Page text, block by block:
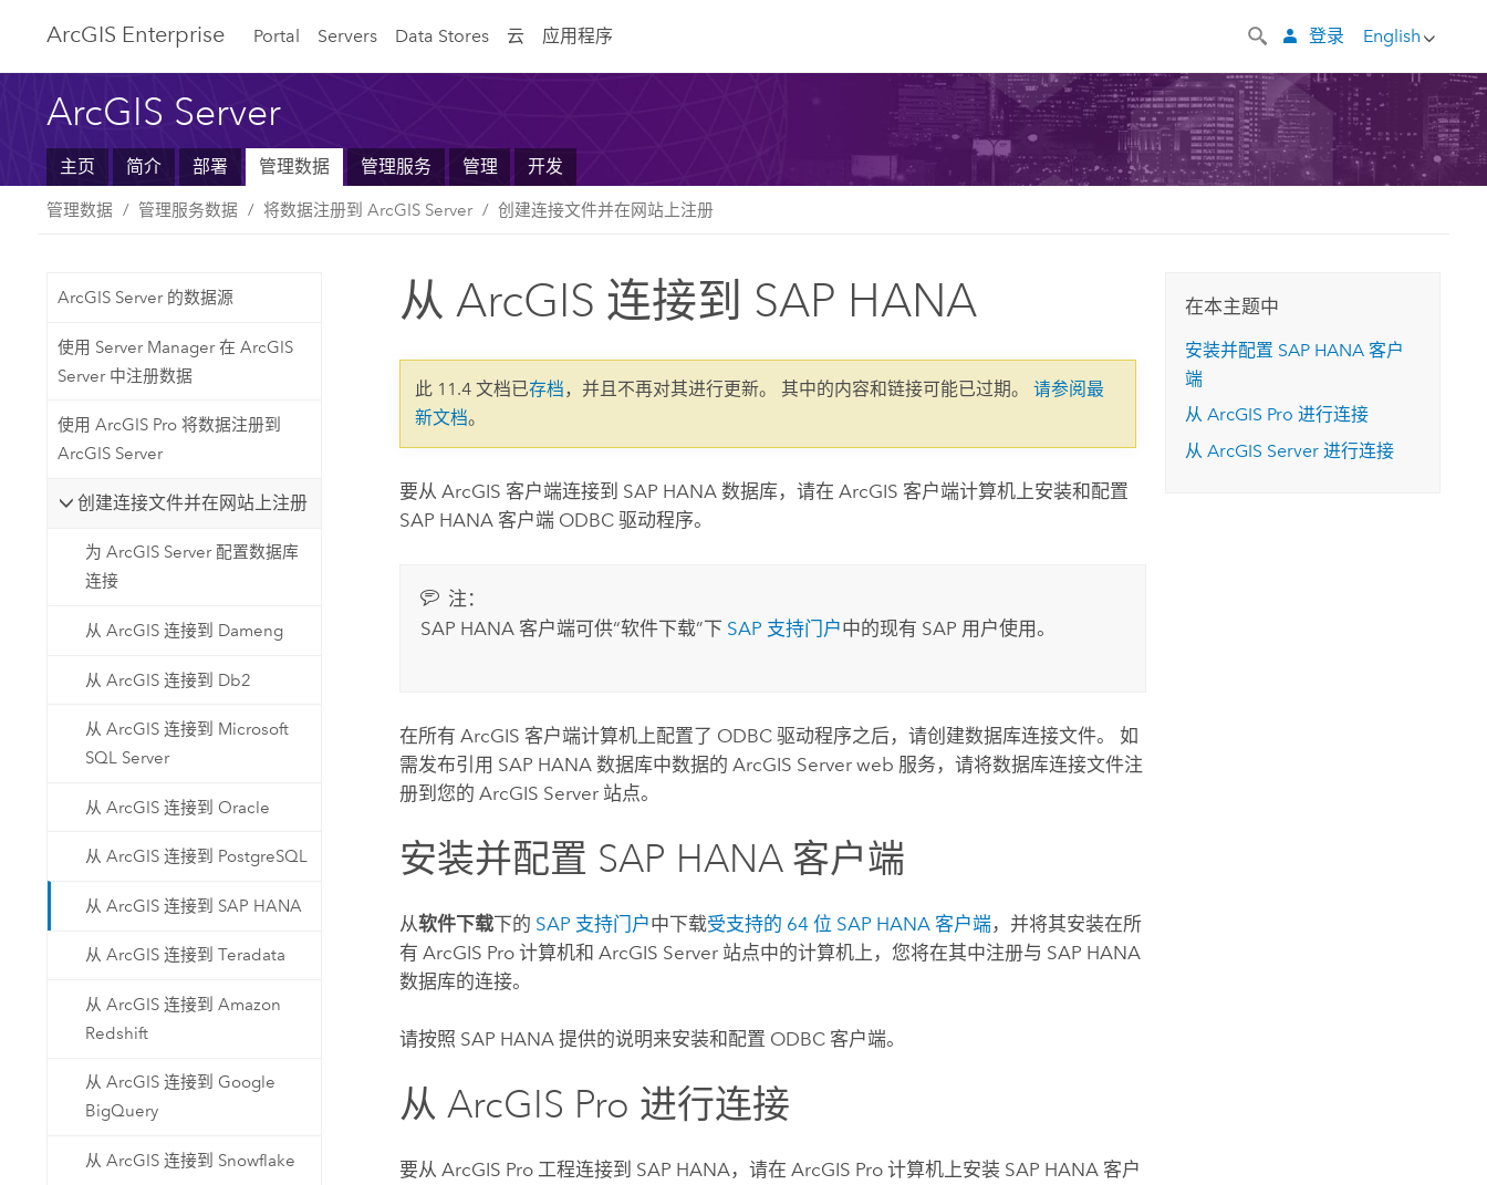
ArcGIS Enterprise Portal Servers Data Stores 云 应用程序 English
登录
ArcGIS Server
主页 简介 部署 管理数据 管理服务 管理 开发
管理数据 管理服务数据 将数据注册到 ArcGIS Server 创建连接文件并在网站上注册
ArcGIS Server 的数据源
使用 Server Manager 在 ArcGIS
Server 中注册数据
使用 ArcGIS Pro 将数据注册到
ArcGIS Server
创建连接文件并在网站上注册
为 ArcGIS Server 配置数据库
连接
从 ArcGIS 连接到 Dameng
从 ArcGIS 连接到 Db2
从 ArcGIS 连接到 Microsoft
SQL Server
从 ArcGIS 连接到 Oracle
从 ArcGIS 连接到 PostgreSQL
从 ArcGIS 连接到 SAP HANA
从 ArcGIS 连接到 Teradata
从 ArcGIS 连接到 Amazon
Redshift
从 ArcGIS 连接到 Google
BigQuery
从 ArcGIS 连接到 Snowflake
从 ArcGIS 连接到 SAP HANA
此 11.4 文档已存档，并且不再对其进行更新。 其中的内容和链接可能已过期。请参阅最
新文档。
要从 ArcGIS 客户端连接到 SAP HANA 数据库，请在 ArcGIS 客户端计算机上安装和配置
SAP HANA 客户端 ODBC 驱动程序。
注：
SAP HANA客户端可供“软件下载”下 SAP 支持门户中的现有 SAP 用户使用。
在所有 ArcGIS 客户端计算机上配置了 ODBC 驱动程序之后，请创建数据库连接文件。 如
需发布引用 SAP HANA 数据库中数据的ArcGIS Server web 服务，请将数据库连接文件注
册到您的ArcGIS Server 站点。
安装并配置 SAP HANA客户端
从软件下载下的 SAP 支持门户中下载受支持的 64 位 SAP HANA 客户端，并将其安装在所
有ArcGIS Pro 计算机和ArcGIS Server 站点中的计算机上，您将在其中注册与 SAP HANA
数据库的连接。
请按照 SAP HANA 提供的说明来安装和配置 ODBC 客户端。
从 ArcGIS Pro 进行连接
要从ArcGIS Pro 工程连接到 SAP HANA ，请在ArcGIS Pro 计算机上安装 SAP HANA 客户
在本主题中
安装并配置 SAP HANA 客户
端
从ArcGIS Pro 进行连接
从ArcGIS Server 进行连接